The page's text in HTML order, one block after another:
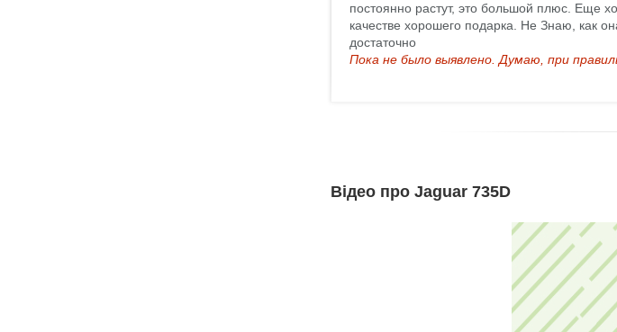
постоянно растут, это большой плюс. Еще
качестве хорошего подарка. Не Знаю, как
достаточно
Пока не было выявлено. Думаю, при
Відео про Jaguar 735D